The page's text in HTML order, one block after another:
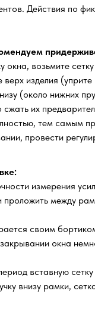
Действия по
окна, возьмите
верх изделия
(около нижних
их
тем самым
провести
измерения
проложить между
своим
окна
вставную
внизу рамки,